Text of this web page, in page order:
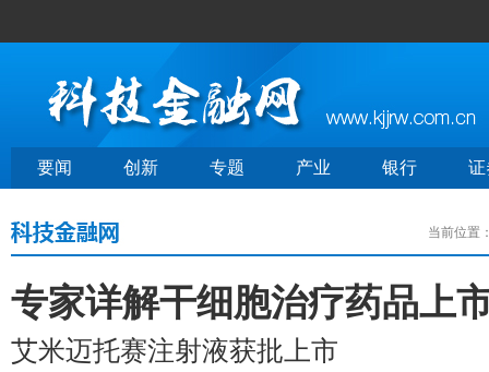
要闻 创新 专题 产业 银行 证
当前位置
专家详解干细胞治疗药品上
艾米迈托赛注射液获批上市